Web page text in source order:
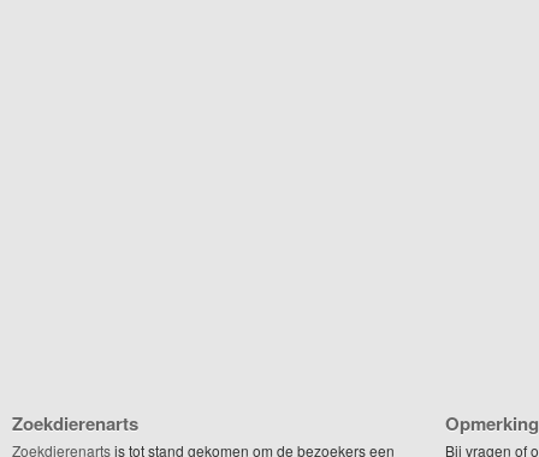
Zoekdierenarts
Zoekdierenartsis tot stand gekomen om de bezoekers een Bij vragen of